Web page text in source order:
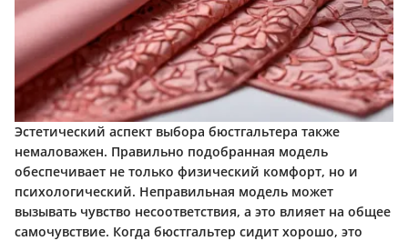
Эстетический аспект выбора бюстгальтера также
немаловажен. Правильно подобранная модель
обеспечивает не только физический комфорт, но и
психологический. Неправильная модель может
вызывать чувство несоответствия, а это влияет на общее
самочувствие. Когда бюстгальтер сидит хорошо, это